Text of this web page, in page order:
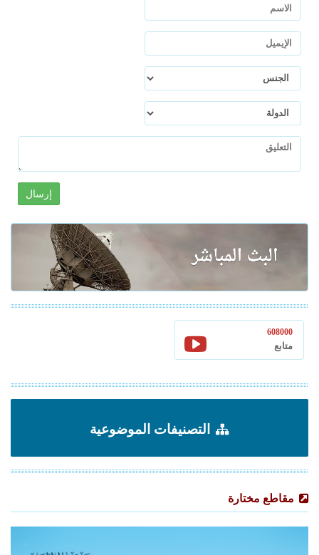
إرسال
608000
متابع
التصنيفات الموضوعية
مقاطع مختارة